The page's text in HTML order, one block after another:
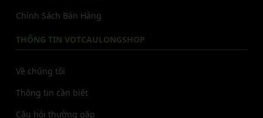
Chính Sách Bán Hàng
THÔNG TIN VOTCAULONGSHOP
Về chúng tôi
Thông tin cần biết
Câu hỏi thường gặp